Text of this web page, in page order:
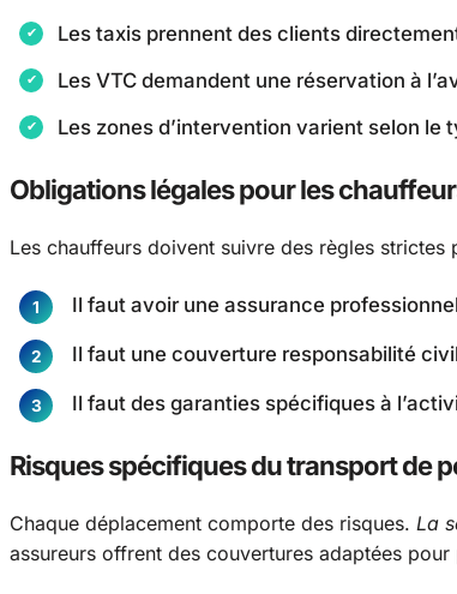
Les taxis prennent des clients
Les VTC demandent une réservation à
Les zones d’intervention varient selon le
Obligations légales pour les
Les chauffeurs doivent suivre des règles
Il faut avoir une assurance
Il faut une couverture responsabilité
Il faut des garanties spécifiques à
Risques spécifiques du transport de
Chaque déplacement comporte des risques. La
assureurs offrent des couvertures adaptées